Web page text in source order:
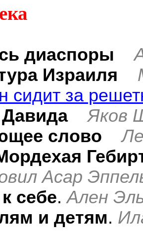
диаспоры
Израиля
сидит за
Яков
слово
Асар
себе.Ален
и детям.